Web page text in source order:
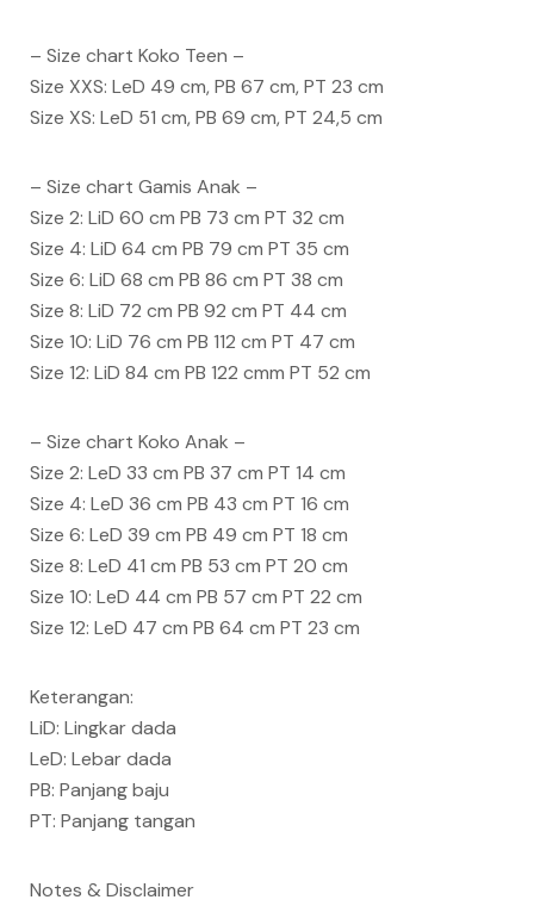
– Size chart Koko Teen –
Size XXS: LeD 49 cm, PB 67 cm, PT 23 cm
Size XS: LeD 51 cm, PB 69 cm, PT 24,5 cm
– Size chart Gamis Anak –
Size 2: LiD 60 cm PB 73 cm PT 32 cm
Size 4: LiD 64 cm PB 79 cm PT 35 cm
Size 6: LiD 68 cm PB 86 cm PT 38 cm
Size 8: LiD 72 cm PB 92 cm PT 44 cm
Size 10: LiD 76 cm PB 112 cm PT 47 cm
Size 12: LiD 84 cm PB 122 cmm PT 52 cm
– Size chart Koko Anak –
Size 2: LeD 33 cm PB 37 cm PT 14 cm
Size 4: LeD 36 cm PB 43 cm PT 16 cm
Size 6: LeD 39 cm PB 49 cm PT 18 cm
Size 8: LeD 41 cm PB 53 cm PT 20 cm
Size 10: LeD 44 cm PB 57 cm PT 22 cm
Size 12: LeD 47 cm PB 64 cm PT 23 cm
Keterangan:
LiD: Lingkar dada
LeD: Lebar dada
PB: Panjang baju
PT: Panjang tangan
Notes & Disclaimer